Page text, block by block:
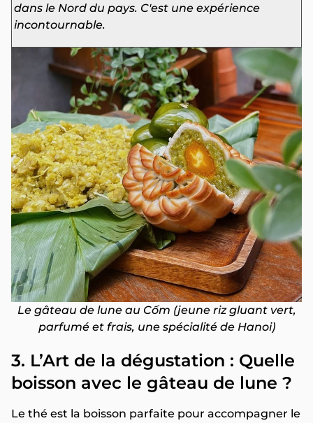
dans le Nord du pays. C'est une expérience
incontournable.
Le gâteau de lune au Cốm (jeune riz gluant vert,
parfumé et frais, une spécialité de Hanoi)
3. L’Art de la dégustation : Quelle
boisson avec le gâteau de lune ?
Le thé est la boisson parfaite pour accompagner le